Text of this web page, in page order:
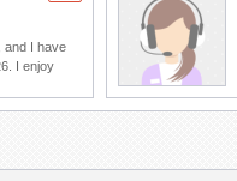
and I have
I enjoy